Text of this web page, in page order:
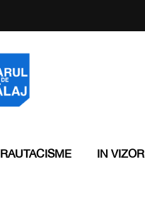
RAUTACISME IN VIZOR